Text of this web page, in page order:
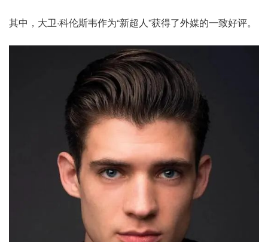
其中，大卫·科伦斯韦作为“新超人”获得了外媒的一致好评。